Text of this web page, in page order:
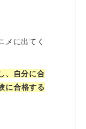
メに出てく
、自分に合
に合格する